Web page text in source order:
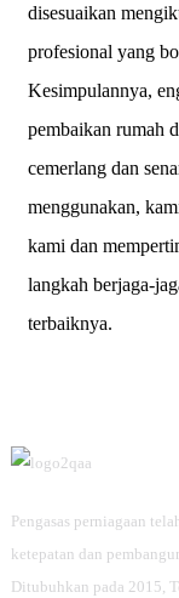
disesuaikan
profesional yang
Kesimpulannya,
pembaikan rumah
cemerlang dan
menggunakan,
kami dan
langkah berjaga-
terbaiknya.
Pengasas perniagaan
ketepatan dan
Ditubuhkan pada 2015,